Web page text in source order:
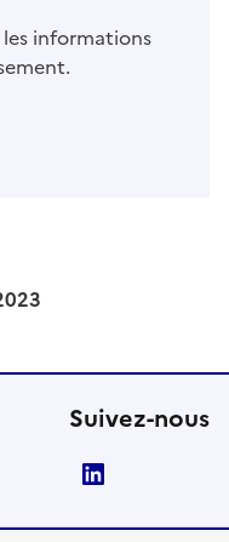
informations
Suivez-nous